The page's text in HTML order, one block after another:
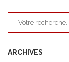
ARCHIVES